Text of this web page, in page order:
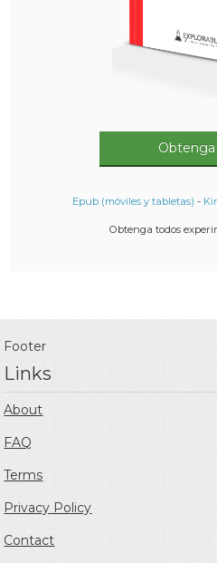
Epub (móviles y tabletas) -
Obtenga todos
Footer
Links
About
FAQ
Terms
Privacy Policy
Contact